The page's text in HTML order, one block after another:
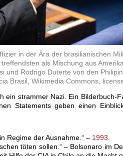
in der Ära der brasilianischen
als Mischung aus
und Rodrigo Duterte von den
Brasil, Wikimedia Commons,
ein strammer Nazi. Ein Bilderbuch-
Statements geben einen
Regime der Ausnahme.“ – 1993.
töten sollen.“ – Bolsonaro im